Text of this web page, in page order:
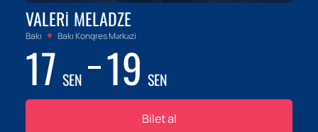
VALERI MELADZE
Bakı Bakı Konqres Mərkəzi
17 SEN 19 SEN
Bilet al